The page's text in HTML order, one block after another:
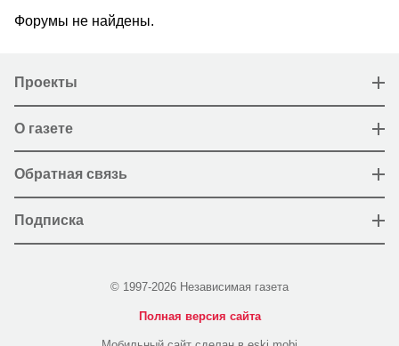
Форумы не найдены.
Проекты
О газете
Обратная связь
Подписка
© 1997-2026 Независимая газета
Полная версия сайта